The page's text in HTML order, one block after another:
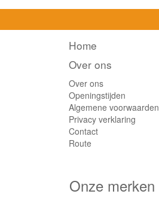
Home
Over ons
Over ons
Openingstijden
Algemene voorwaarden
Privacy verklaring
Contact
Route
Onze merken